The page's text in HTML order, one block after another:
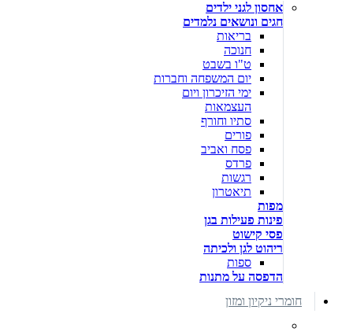
אחסון לגני ילדים
חגים ונושאים נלמדים
בריאות
חנוכה
ט"ו בשבט
יום המשפחה וחברות
ימי הזיכרון ויום
העצמאות
סתיו וחורף
פורים
פסח ואביב
פרדס
רגשות
תיאטרון
מפות
פינות פעילות בגן
פסי קישוט
ריהוט לגן ולכיתה
ספות
הדפסה על מתנות
חומרי ניקיון ומזון